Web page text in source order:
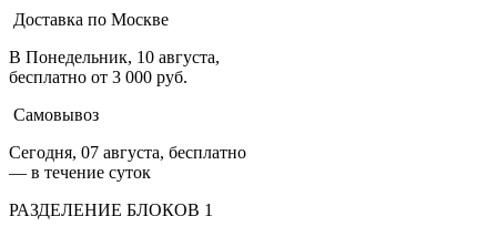
Доставка по Москве
В Понедельник, 10 августа,
бесплатно от 3 000 руб.
Самовывоз
Сегодня, 07 августа, бесплатно
— в течение суток
РАЗДЕЛЕНИЕ БЛОКОВ 1